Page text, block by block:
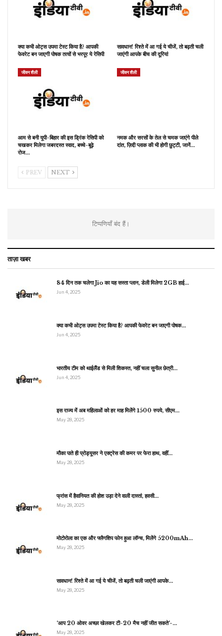
क्या कभी ओट्स उपमा टेस्ट किया है? आपकी
फेवरेट बन जाएगी पोषक तत्वों से भरपूर ये रेसिपी
सावधान! रिश्ते में आ गई ये चीजें, तो बढ़ती चली
जाएंगी आपके बीच की दूरियां
जीवन शैली
आम से बनी यूपी-बिहार की इस ड्रिंक रेसिपी को
चखकर मिलेगा जबरदस्त स्वाद, बच्चे-बूढ़े
रोज…
जीवन शैली
नमक और सरसों के तेल से चमक जाएंगे पीले
दांत, ज़िद्दी प्लाक की भी होगी छुट्टी, जानें…
PREV NEXT
टिप्पणियाँ बंद हैं।
ताज़ा खबर
84 दिन तक चलेगा Jio का यह सस्ता प्लान, डेली मिलेगा 2GB हाई…
Jun 4, 2025
क्या कभी ओट्स उपमा टेस्ट किया है? आपकी फेवरेट बन जाएगी पोषक…
Jun 4, 2025
भारतीय टीम को थाईलैंड से मिली शिकस्त, नहीं चला सुनील छेत्री…
Jun 4, 2025
इस राज्य में अब महिलाओं को हर माह मिलेंगे 1500 रुपये, सीएम…
May 28, 2025
मौका पाते ही प्रोड्यूसर ने एक्ट्रेस की कमर पर फेरा हाथ, वहीं…
May 28, 2025
फ्रांस में हैवानियत की होश उड़ा देने वाली दास्तां, हवसी…
May 28, 2025
मोटोरोला का एक और फ्लैगशिप फोन हुआ लॉन्च, मिलेंगे 5200mAh…
May 28, 2025
सावधान! रिश्ते में आ गई ये चीजें, तो बढ़ती चली जाएंगी आपके…
May 28, 2025
‘आप 20 ओवर अच्छा खेलकर टी-20 मैच नहीं जीत सकते’-…
May 28, 2025